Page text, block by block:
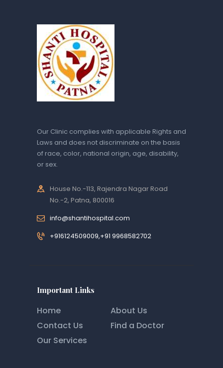
Our Clinic complies with applicable Rights and
Laws and does not discriminate on the basis
of race, color, national origin, age, disability,
or sex.
House No.-113, Rajendra Nagar Road
No.-2, Patna, 800016
info@shantihospital.com
+916124509009,+91 9968582702
Important Links
Home
About Us
Contact Us
Find a Doctor
Our Services